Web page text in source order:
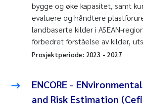
bygge og øke kapasitet, samt
evaluere og håndtere
landbaserte kilder i ASEAN-
forbedret forståelse av kilder,
Prosjektperiode: 2023 - 2027
ENCORE -
and Risk Estimation